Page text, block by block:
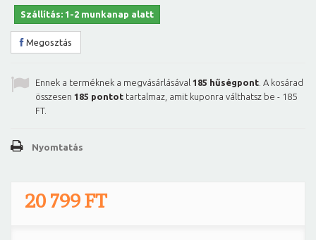
Szállítás: 1-2 munkanap alatt
Megosztás
Ennek a terméknek a megvásárlásával 185 hűségpont . A kosárad
összesen 185 pontot tartalmaz, amit kuponra válthatsz be - 185
FT.
Nyomtatás
20 799 FT